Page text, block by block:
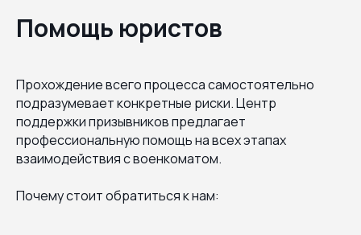
Помощь юристов
Прохождение всего процесса самостоятельно
подразумевает конкретные риски. Центр
поддержки призывников предлагает
профессиональную помощь на всех этапах
взаимодействия с военкоматом.
Почему стоит обратиться к нам: